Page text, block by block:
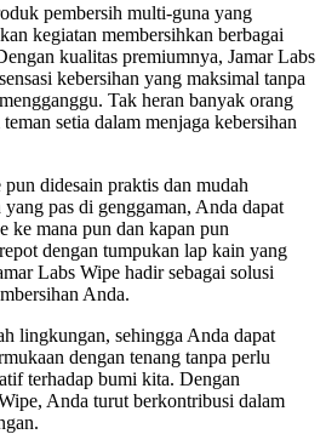
pembersih multi-guna yang
kegiatan membersihkan berbagai
kualitas premiumnya, Jamar Labs
kebersihan yang maksimal tanpa
Tak heran banyak orang
setia dalam menjaga kebersihan
didesain praktis dan mudah
pas di genggaman, Anda dapat
ke mana pun dan kapan pun
dengan tumpukan lap kain yang
Labs Wipe hadir sebagai solusi
Anda.
lingkungan, sehingga Anda dapat
dengan tenang tanpa perlu
terhadap bumi kita. Dengan
Anda turut berkontribusi dalam